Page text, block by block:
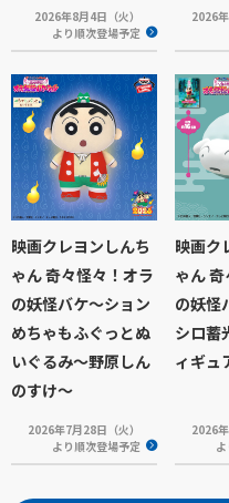
2026年8月4日（火）
より順次登場予定
2026
映画クレヨンしんち
ゃん 奇々怪々！オラ
の妖怪バケ～ション
めちゃもふぐっとぬ
いぐるみ～野原しん
のすけ～
2026年7月28日（火）
より順次登場予定
映画ク
ゃん
の妖怪
シロ蓄
ィギュ
2026